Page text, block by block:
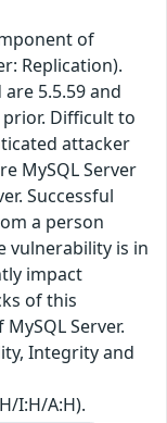
of
Replication).
5.5.59 and
prior. Difficult to
attacker
MySQL Server
Successful
a person
vulnerability is in
impact
of this
Server.
Integrity and
I:H/A:H).